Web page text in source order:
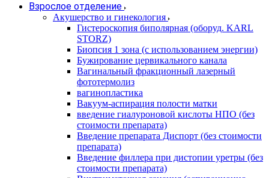
Взрослое отделение
Акушерство и гинекология
Гистероскопия биполярная (оборуд. KARL
STORZ)
Биопсия 1 зона (с использованием энергии)
Бужирование цервикального канала
Вагинальный фракционный лазерный
фототермолиз
вагинопластика
Вакуум-аспирация полости матки
введение гиалуроновой кислоты НПО (без
стоимости препарата)
Введение препарата Диспорт (без стоимости
препарата)
Введение филлера при дистопии уретры (без
стоимости препарата)